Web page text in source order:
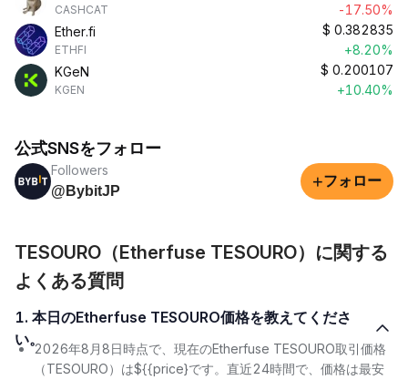
CASHCAT
-17.50%
Ether.fi
ETHFI
$ 0.382835
+8.20%
KGeN
KGEN
$ 0.200107
+10.40%
公式SNSをフォロー
Followers
@BybitJP
+フォロー
TESOURO（Etherfuse TESOURO）に関する
よくある質問
1. 本日のEtherfuse TESOURO価格を教えてくださ
い。
2026年8月8日時点で、現在のEtherfuse TESOURO取引価格
（TESOURO）は${{price}です。直近24時間で、価格は最安